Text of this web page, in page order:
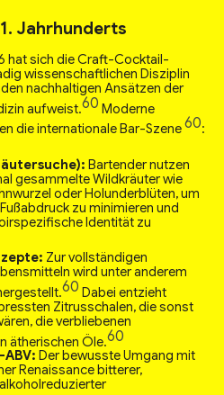
Jahrhunderts
hat sich die Craft-Cocktail-
wissenschaftlichen Disziplin
nachhaltigen Ansätzen der
aufweist.60 Moderne
die internationale Bar-Szene60:
Bartender nutzen
gesammelte Wildkräuter wie
oder Holunderblüten, um
zu minimieren und
Identität zu
Zur vollständigen
wird unter anderem
60 Dabei entzieht
Zitrusschalen, die sonst
die verbliebenen
ätherischen Öle.60
ABV: Der bewusste Umgang mit
Renaissance bitterer,